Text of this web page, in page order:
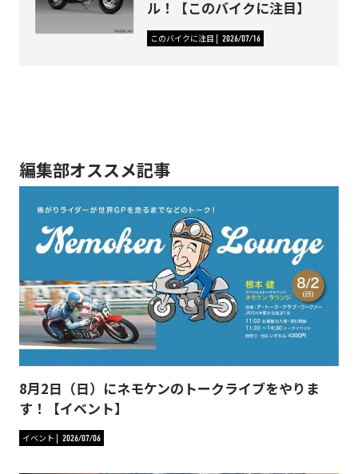
ル！【このバイクに注目】
このバイクに注目 2026/07/16
編集部オススメ記事
8月2日（日）にネモケンのトークライブをやりま
す！【イベント】
イベント 2026/07/06